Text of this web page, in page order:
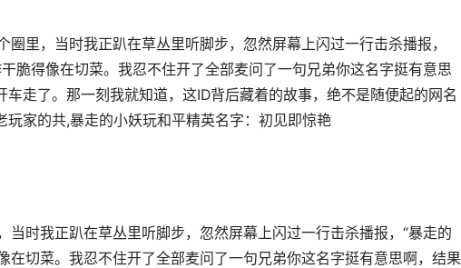
里，当时我正趴在草丛里听脚步，忽然屏幕上闪过一行击杀播报，
脆得像在切菜。我忍不住开了全部麦问了一句兄弟你这名字挺有意思
车走了。那一刻我就知道，这ID背后藏着的故事，绝不是随便起的网名
玩家的共,暴走的小妖玩和平精英名字：初见即惊艳
当时我正趴在草丛里听脚步，忽然屏幕上闪过一行击杀播报，“暴走的
在切菜。我忍不住开了全部麦问了一句兄弟你这名字挺有意思啊，结果